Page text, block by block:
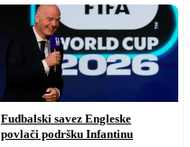
Fudbalski savez Engleske
povlači podršku Infantinu